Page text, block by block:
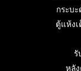
กระบ
ตู้แห้ง
รั
หลั